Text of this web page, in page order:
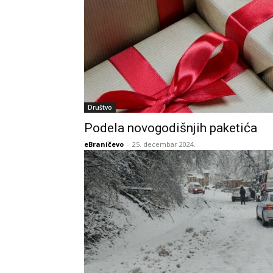
Društvo
Podela novogodišnjih paketića
eBraničevo - 25. decembar 2024.